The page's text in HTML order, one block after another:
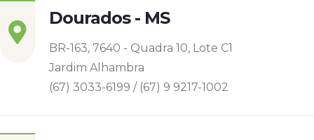
Dourados - MS
BR-163, 7640 - Quadra 10, Lote C1
Jardim Alhambra
(67) 3033-6199 / (67) 9 9217-1002